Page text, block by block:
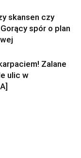
skansen czy
spór o plan
Zalane
ulic w